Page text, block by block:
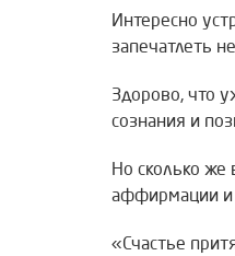
Интересно
запечатлеть
Здорово, что
сознания и
Но сколько же
аффирмации и
«Счастье